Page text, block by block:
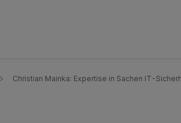
Christian Mainka: Expertise in Sachen IT-